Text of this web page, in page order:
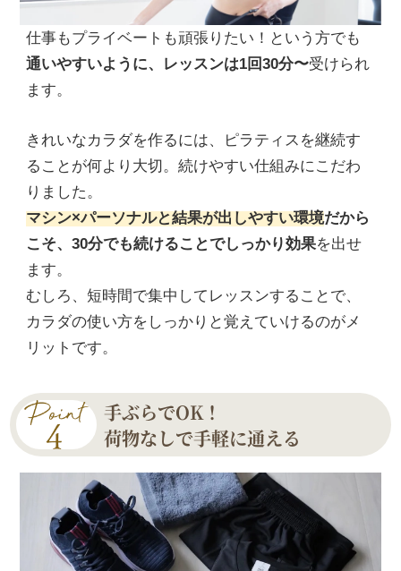
仕事もプライベートも頑張りたい！という方でも
通いやすいように、レッスンは1回30分〜受けられ
ます。
きれいなカラダを作るには、ピラティスを継続す
ることが何より大切。続けやすい仕組みにこだわ
りました。
マシン×パーソナルと結果が出しやすい環境だから
こそ、30分でも続けることでしっかり効果を出せ
ます。
むしろ、短時間で集中してレッスンすることで、
カラダの使い方をしっかりと覚えていけるのがメ
リットです。
手ぶらでOK！
荷物なしで手軽に通える